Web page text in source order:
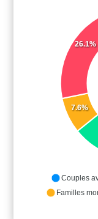
7.6%
26.1%
Couples
Familles